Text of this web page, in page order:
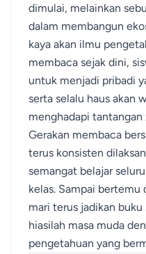
dimulai, melainkan
dalam membangun
kaya akan ilmu
membaca sejak dini,
untuk menjadi pribadi
serta selalu haus akan
menghadapi tantangan
Gerakan membaca
terus konsisten
semangat belajar
kelas. Sampai
mari terus jadikan
hiasilah masa muda
pengetahuan yang